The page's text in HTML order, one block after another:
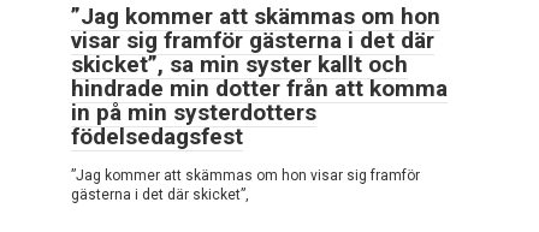
”Jag kommer att skämmas om hon
visar sig framför gästerna i det där
skicket”, sa min syster kallt och
hindrade min dotter från att komma
in på min systerdotters
födelsedagsfest
”Jag kommer att skämmas om hon visar sig framför
gästerna i det där skicket”,